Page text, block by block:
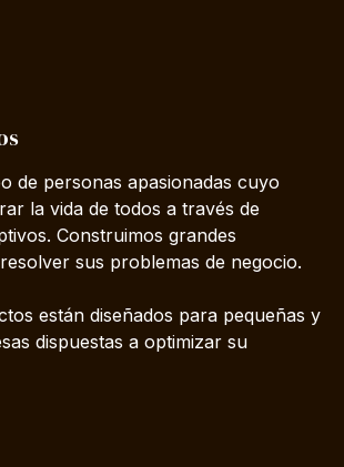
de personas apasionadas cuyo
la vida de todos a través de
Construimos grandes
sus problemas de negocio.
están diseñados para pequeñas y
dispuestas a optimizar su